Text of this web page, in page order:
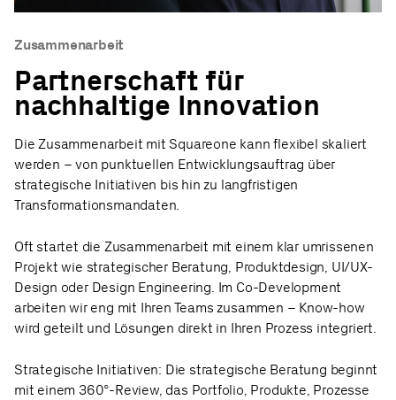
Zusammenarbeit
Partnerschaft für
nachhaltige Innovation
Die Zusammenarbeit mit Squareone kann flexibel skaliert
werden – von punktuellen Entwicklungsauftrag über
strategische Initiativen bis hin zu langfristigen
Transformationsmandaten.​
Oft startet die Zusammenarbeit mit einem klar umrissenen
Projekt wie strategischer Beratung, Produktdesign, UI/UX-
Design oder Design Engineering. Im Co-Development
arbeiten wir eng mit Ihren Teams zusammen – Know-how
wird geteilt und Lösungen direkt in Ihren Prozess integriert.​
Strategische Initiativen: Die strategische Beratung beginnt
mit einem 360°-Review, das Portfolio, Produkte, Prozesse